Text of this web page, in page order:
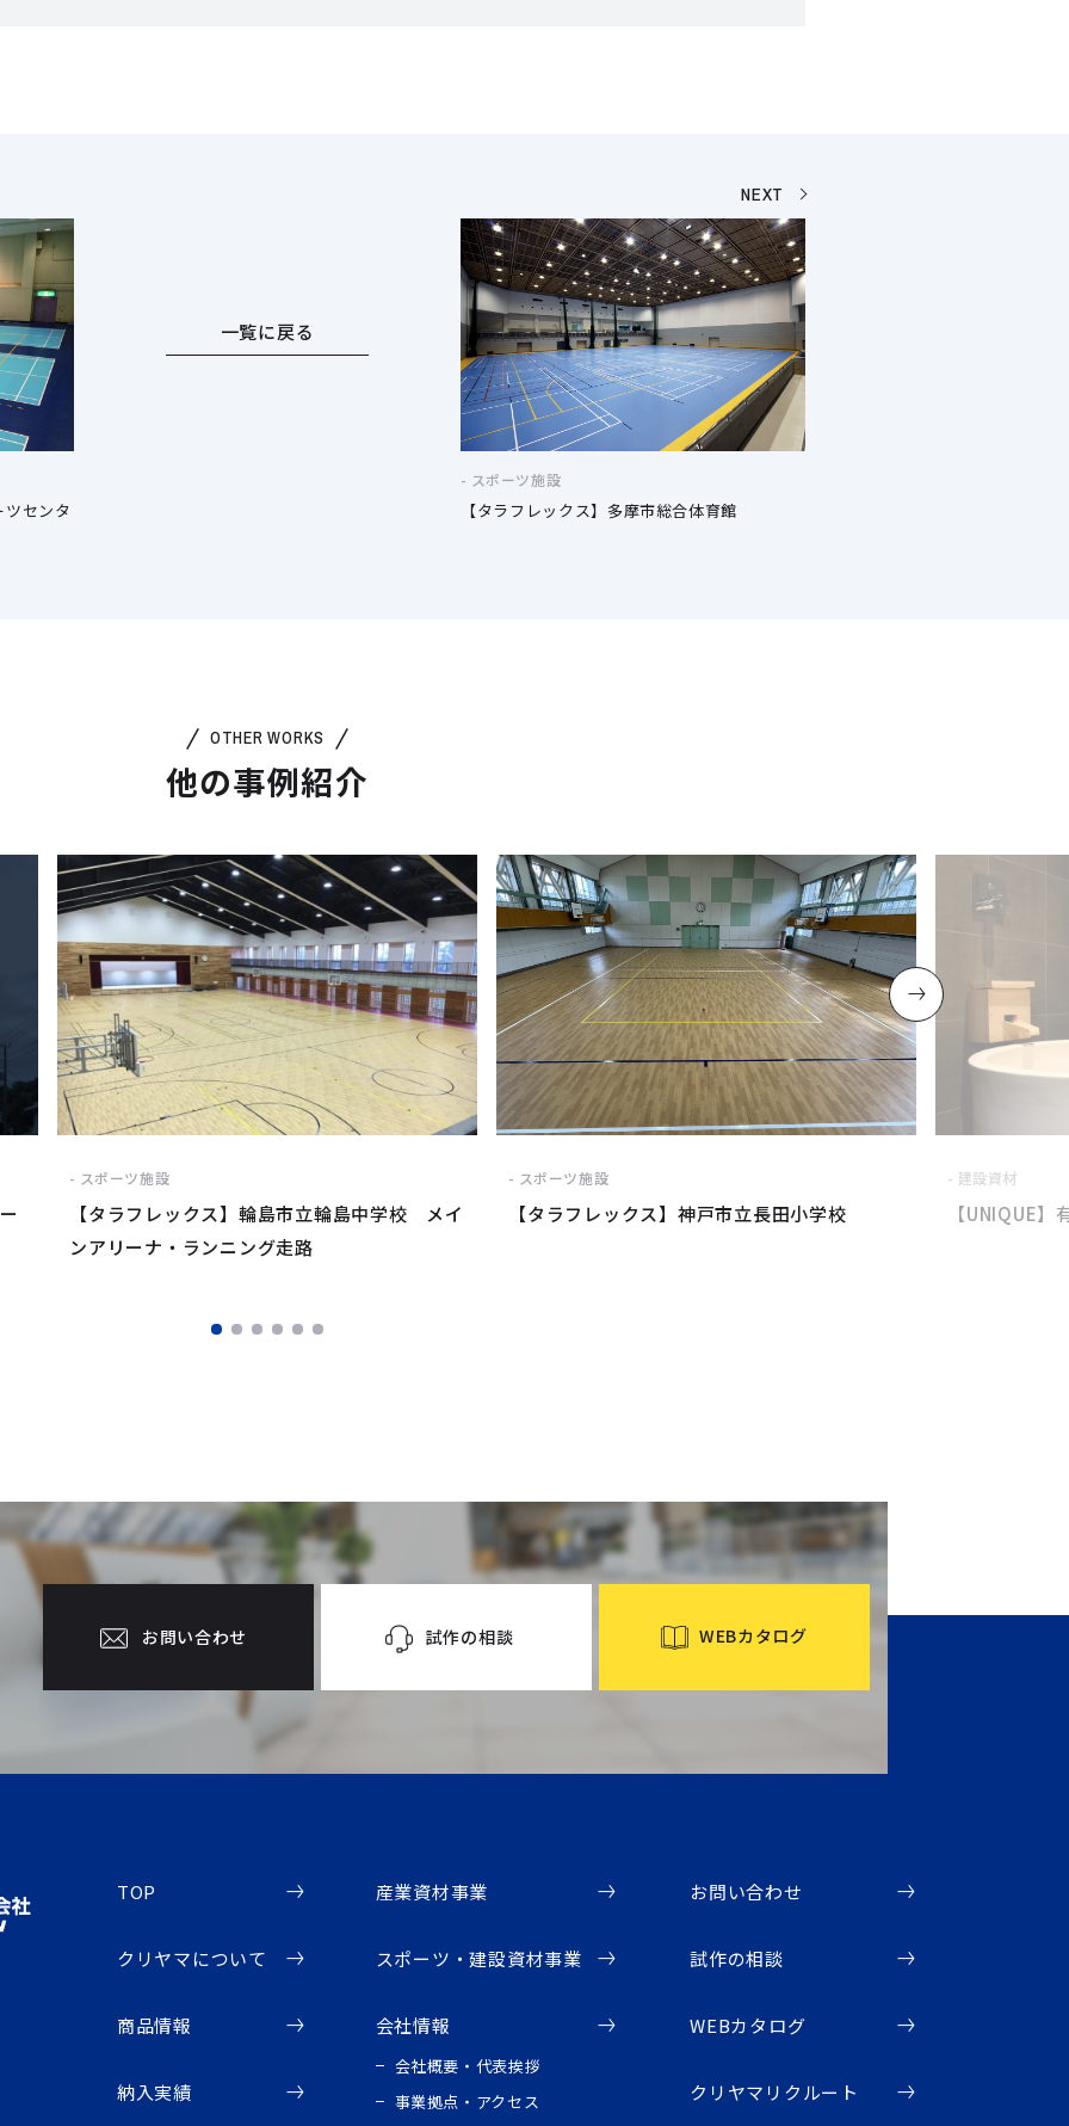
センタ
NEXT
スポーツ施設
【タラフレックス】多摩市総合体育館
一覧に戻る
OTHER WORKS
他の事例紹介
スポーツ施設
【タラフレックス】輪島市立輪島中学校 メイ
ンアリーナ・ランニング走路
スポーツ施設
【タラフレックス】神戸市立長田小学校
建設資材
【UNIQUE
お問い合わせ 試作の相談 WEBカタログ
TOP
クリヤマについて
商品情報
納入実績
産業資材事業
スポーツ・建設資材事業
会社情報
会社概要・代表挨拶
事業拠点・アクセス
お問い合わせ
試作の相談
WEBカタログ
クリヤマリクルート